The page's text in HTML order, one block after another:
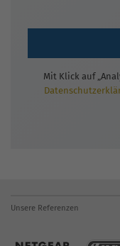
Mit Klick auf
Unsere Referenzen